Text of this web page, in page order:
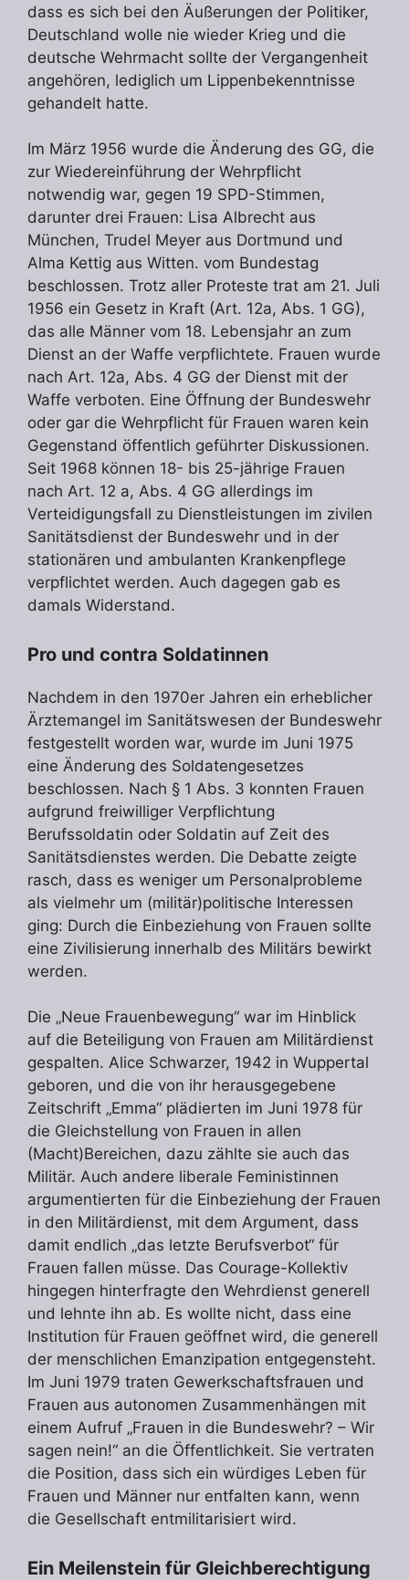
dass es sich bei den Äußerungen der Politiker,
Deutschland wolle nie wieder Krieg und die
deutsche Wehrmacht sollte der Vergangenheit
angehören, lediglich um Lippenbekenntnisse
gehandelt hatte.
Im März 1956 wurde die Änderung des GG, die
zur Wiedereinführung der Wehrpflicht
notwendig war, gegen 19 SPD-Stimmen,
darunter drei Frauen: Lisa Albrecht aus
München, Trudel Meyer aus Dortmund und
Alma Kettig aus Witten. vom Bundestag
beschlossen. Trotz aller Proteste trat am 21. Juli
1956 ein Gesetz in Kraft (Art. 12a, Abs. 1 GG),
das alle Männer vom 18. Lebensjahr an zum
Dienst an der Waffe verpflichtete. Frauen wurde
nach Art. 12a, Abs. 4 GG der Dienst mit der
Waffe verboten. Eine Öffnung der Bundeswehr
oder gar die Wehrpflicht für Frauen waren kein
Gegenstand öffentlich geführter Diskussionen.
Seit 1968 können 18- bis 25-jährige Frauen
nach Art. 12 a, Abs. 4 GG allerdings im
Verteidigungsfall zu Dienstleistungen im zivilen
Sanitätsdienst der Bundeswehr und in der
stationären und ambulanten Krankenpflege
verpflichtet werden. Auch dagegen gab es
damals Widerstand.
Pro und contra Soldatinnen
Nachdem in den 1970er Jahren ein erheblicher
Ärztemangel im Sanitätswesen der Bundeswehr
festgestellt worden war, wurde im Juni 1975
eine Änderung des Soldatengesetzes
beschlossen. Nach § 1 Abs. 3 konnten Frauen
aufgrund freiwilliger Verpflichtung
Berufssoldatin oder Soldatin auf Zeit des
Sanitätsdienstes werden. Die Debatte zeigte
rasch, dass es weniger um Personalprobleme
als vielmehr um (militär)politische Interessen
ging: Durch die Einbeziehung von Frauen sollte
eine Zivilisierung innerhalb des Militärs bewirkt
werden.
Die „Neue Frauenbewegung“ war im Hinblick
auf die Beteiligung von Frauen am Militärdienst
gespalten. Alice Schwarzer, 1942 in Wuppertal
geboren, und die von ihr herausgegebene
Zeitschrift „Emma“ plädierten im Juni 1978 für
die Gleichstellung von Frauen in allen
(Macht)Bereichen, dazu zählte sie auch das
Militär. Auch andere liberale Feministinnen
argumentierten für die Einbeziehung der Frauen
in den Militärdienst, mit dem Argument, dass
damit endlich „das letzte Berufsverbot“ für
Frauen fallen müsse. Das Courage-Kollektiv
hingegen hinterfragte den Wehrdienst generell
und lehnte ihn ab. Es wollte nicht, dass eine
Institution für Frauen geöffnet wird, die generell
der menschlichen Emanzipation entgegensteht.
Im Juni 1979 traten Gewerkschaftsfrauen und
Frauen aus autonomen Zusammenhängen mit
einem Aufruf „Frauen in die Bundeswehr? – Wir
sagen nein!“ an die Öffentlichkeit. Sie vertraten
die Position, dass sich ein würdiges Leben für
Frauen und Männer nur entfalten kann, wenn
die Gesellschaft entmilitarisiert wird.
Ein Meilenstein für Gleichberechtigung